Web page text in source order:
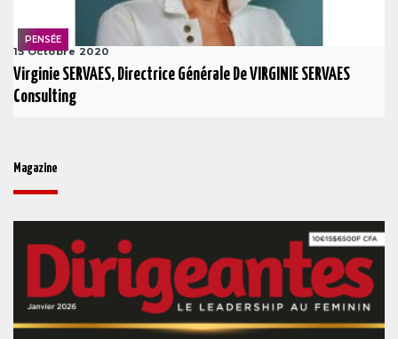
PENSÉE
15 Octobre 2020
Virginie SERVAES, Directrice Générale De VIRGINIE SERVAES
Consulting
Magazine